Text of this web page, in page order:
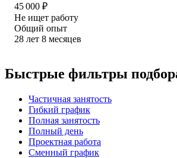
45 000 ₽
Не ищет работу
Общий опыт
28 лет 8 месяцев
Быстрые фильтры
Частичная занятость
Гибкий график
Полная занятость
Полный день
Проектная работа
Сменный график